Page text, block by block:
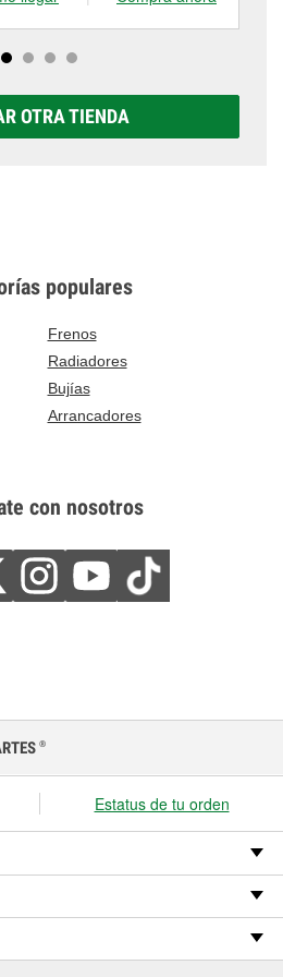
OTRA TIENDA
populares
Frenos
Radiadores
Bujías
Arrancadores
con nosotros
®
Estatus de tu orden